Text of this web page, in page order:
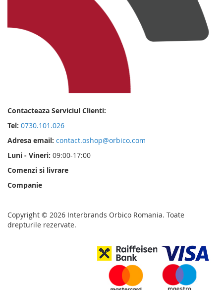
Contacteaza Serviciul Clienti:
Tel: 0730.101.026
Adresa email: contact.oshop@orbico.com
Luni - Vineri: 09:00-17:00
Comenzi si livrare
Companie
Copyright © 2026 Interbrands Orbico Romania. Toate
drepturile rezervate.